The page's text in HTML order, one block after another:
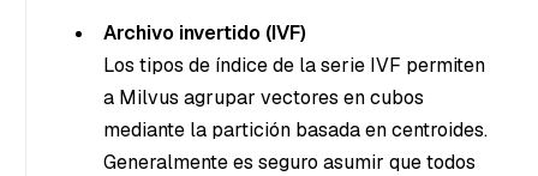
Archivo invertido (IVF)
Los tipos de índice de la serie IVF permiten
a Milvus agrupar vectores en cubos
mediante la partición basada en centroides.
Generalmente es seguro asumir que todos